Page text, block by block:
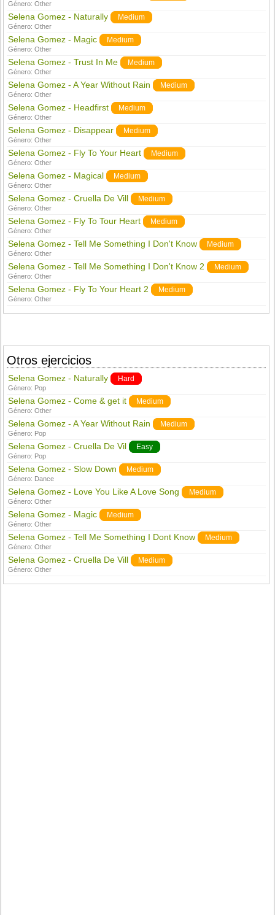
Género:Other
Selena Gomez - Naturally Medium
Género:Other
Selena Gomez - Magic Medium
Género:Other
Selena Gomez - Trust In Me Medium
Género:Other
Selena Gomez - A Year Without Rain Medium
Género:Other
Selena Gomez - Headfirst Medium
Género:Other
Selena Gomez - Disappear Medium
Género:Other
Selena Gomez - Fly To Your Heart Medium
Género:Other
Selena Gomez - Magical Medium
Género:Other
Selena Gomez - Cruella De Vill Medium
Género:Other
Selena Gomez - Fly To Tour Heart Medium
Género:Other
Selena Gomez - Tell Me Something I Don't Know Medium
Género:Other
Selena Gomez - Tell Me Something I Don't Know 2 Medium
Género:Other
Selena Gomez - Fly To Your Heart 2 Medium
Género:Other
Otros ejercicios
Selena Gomez - Naturally Hard
Género: Pop
Selena Gomez - Come & get it Medium
Género:Other
Selena Gomez - A Year Without Rain Medium
Género: Pop
Selena Gomez - Cruella De Vil Easy
Género: Pop
Selena Gomez - Slow Down Medium
Género: Dance
Selena Gomez - Love You Like A Love Song Medium
Género:Other
Selena Gomez - Magic Medium
Género:Other
Selena Gomez - Tell Me Something I Dont Know Medium
Género:Other
Selena Gomez - Cruella De Vill Medium
Género:Other